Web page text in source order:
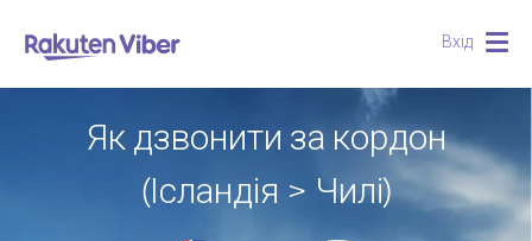
Вхід
Як дзвонити за кордон
(Ісландія > Чилі)